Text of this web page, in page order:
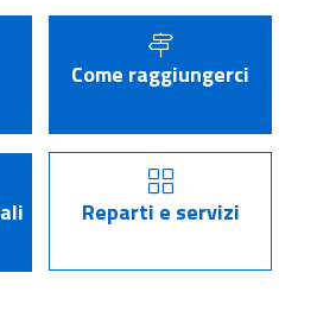
Come raggiungerci
Reparti e servizi